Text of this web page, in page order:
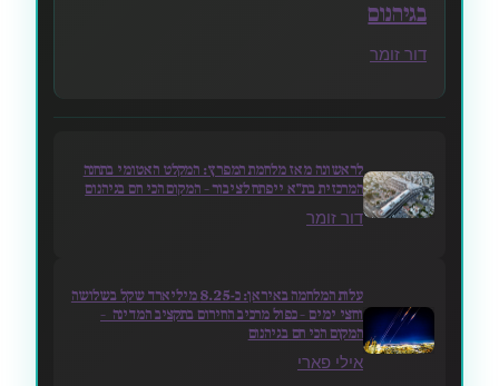
בגיהנום
דור זומר
לראשונה מאז מלחמת המפרץ: המקלט האטומי בתחנה
המרכזית בת"א ייפתח לציבור – המקום הכי חם בגיהנום
דור זומר
עלות המלחמה באיראן: כ-8.25 מיליארד שקל בשלושה
וחצי ימים – כפול מרכיב החירום בתקציב המדינה –
המקום הכי חם בגיהנום
אילי פארי